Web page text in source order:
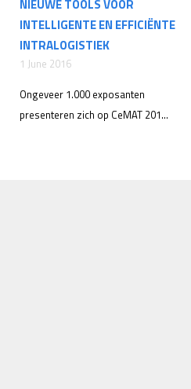
NIEUWE TOOLS VOOR
INTELLIGENTE EN EFFICIËNTE
INTRALOGISTIEK
1 June 2016
Ongeveer 1.000 exposanten
presenteren zich op CeMAT 201...